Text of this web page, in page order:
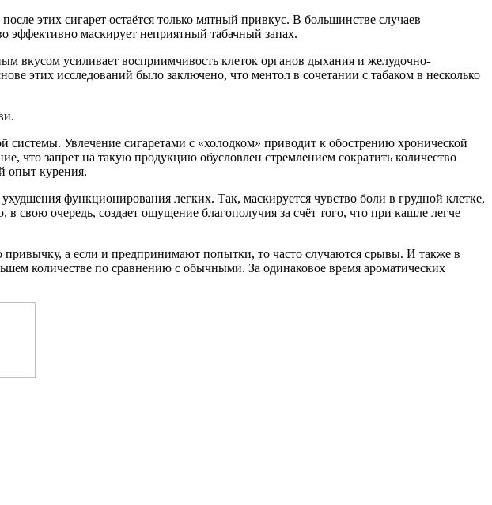
этих сигарет остаётся только мятный привкус. В большинстве случаев
эффективно маскирует неприятный табачный запах.
вкусом усиливает восприимчивость клеток органов дыхания и желудочно-
этих исследований было заключено, что ментол в сочетании с табаком в несколько
Увлечение сигаретами с «холодком» приводит к обострению хронической
что запрет на такую продукцию обусловлен стремлением сократить количество
опыт курения.
функционирования легких. Так, маскируется чувство боли в грудной клетке,
свою очередь, создает ощущение благополучия за счёт того, что при кашле легче
привычку, а если и предпринимают попытки, то часто случаются срывы. И также в
количестве по сравнению с обычными. За одинаковое время ароматических